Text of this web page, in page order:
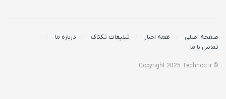
صفحه اصلی همه اخبار تبلیغات تکناک
درباره ما
تماس با ما
© Copyright 2025 Technoc.ir